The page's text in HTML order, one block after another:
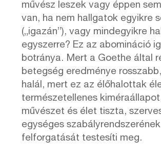
művész leszek vagy éppen
van, ha nem hallgatok egyikre
(„igazán”), vagy mindegyikre
egyszerre? Ez az abomináció
botránya. Mert a Goethe által
betegség eredménye
halál, mert ez az élőhalottak
természetellenes
művészet és élet tiszta,
egységes szabályrendszerének
felforgatását testesíti meg.